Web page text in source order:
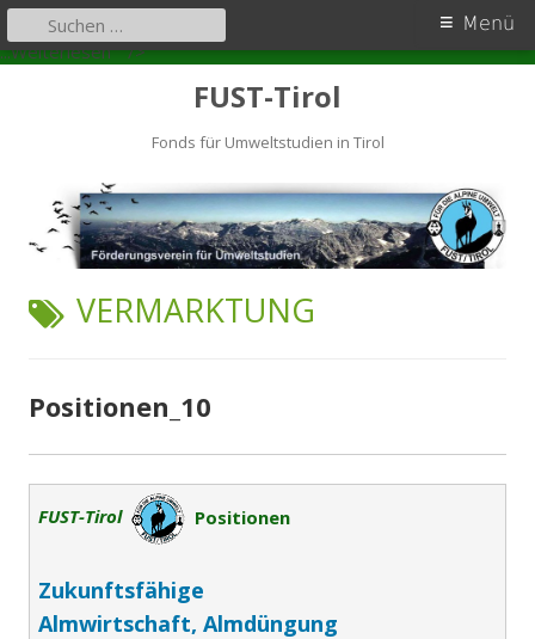
...WeiterlesenPositionen_10
" />Zum
springenFUST-Tirol
Fonds für Umweltstudien in Tirol
Primäres
Menü
Menü
Suchen
nach:
SCHLAGWORT:
VERMARKTUNG
Positionen_10
FUST-Tirol Positionen
Zukunftsfähige
Almwirtschaft, Almdüngung